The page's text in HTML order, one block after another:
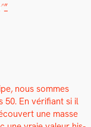
”
nous sommes
50. En véri­fi­ant si il
une masse